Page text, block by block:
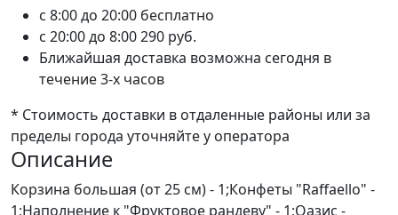
c 8:00 до 20:00 бесплатно
c 20:00 до 8:00290 руб.
Ближайшая доставка возможна сегодня в
течение 3-х часов
* Стоимость доставки в отдаленные районы или за
пределы города уточняйте у оператора
Описание
Корзина большая (от 25 см) - 1;Конфеты "Raffaello" -
1;Наполнение к "Фруктовое рандеву" - 1;Оазис -